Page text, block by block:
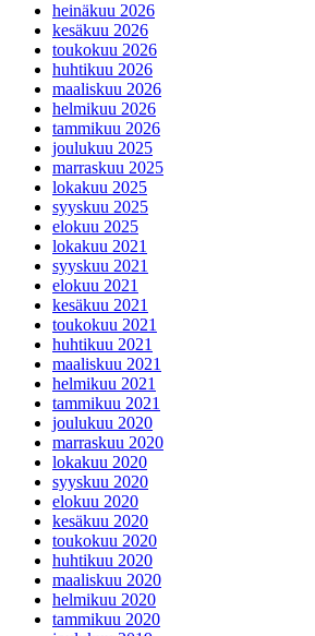
heinäkuu 2026
kesäkuu 2026
toukokuu 2026
huhtikuu 2026
maaliskuu 2026
helmikuu 2026
tammikuu 2026
joulukuu 2025
marraskuu 2025
lokakuu 2025
syyskuu 2025
elokuu 2025
lokakuu 2021
syyskuu 2021
elokuu 2021
kesäkuu 2021
toukokuu 2021
huhtikuu 2021
maaliskuu 2021
helmikuu 2021
tammikuu 2021
joulukuu 2020
marraskuu 2020
lokakuu 2020
syyskuu 2020
elokuu 2020
kesäkuu 2020
toukokuu 2020
huhtikuu 2020
maaliskuu 2020
helmikuu 2020
tammikuu 2020